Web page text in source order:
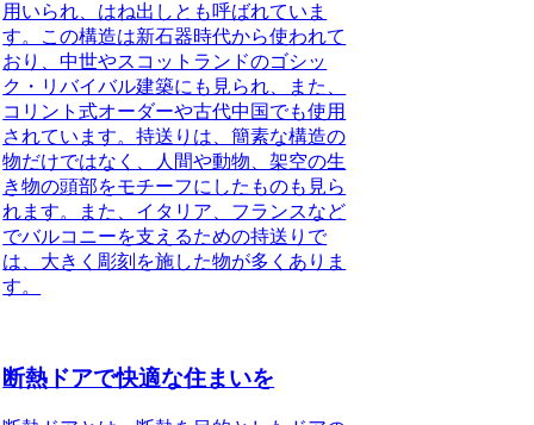
用いられ、はね出しとも呼ばれていま
す。この構造は新石器時代から使われて
おり、中世やスコットランドのゴシッ
ク・リバイバル建築にも見られ、また、
コリント式オーダーや古代中国でも使用
されています。持送りは、簡素な構造の
物だけではなく、人間や動物、架空の生
き物の頭部をモチーフにしたものも見ら
れます。また、イタリア、フランスなど
でバルコニーを支えるための持送りで
は、大きく彫刻を施した物が多くありま
す。
断熱ドアで快適な住まいを